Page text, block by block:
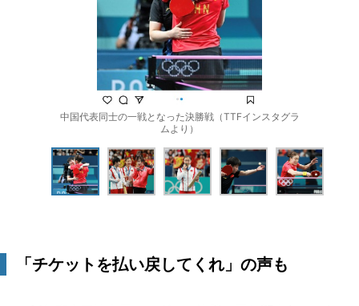
中国代表同士の一戦となった決勝戦（TTFインスタグラ
ムより）
「チケットを払い戻してくれ」の声も